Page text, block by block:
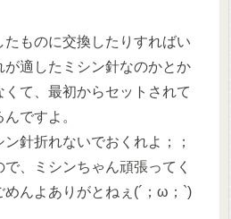
ものに交換したりすればい
が適したミシン針なのかとか
て、最初からセットされて
ですよ。
針折れないでおくれよ；；
、ミシンちゃん頑張ってく
んよありがとねぇ(´；ω；`)